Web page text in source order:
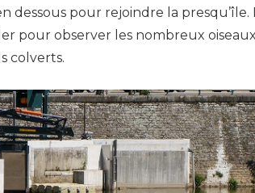
dessous pour rejoindre la presqu’île.
pour observer les nombreux
colverts.